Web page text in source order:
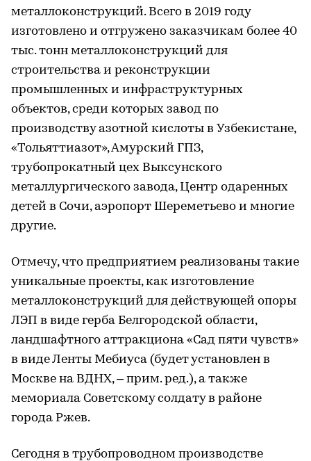
металлоконструкций. Всего в 2019 году
изготовлено и отгружено заказчикам более 40
тыс. тонн металлоконструкций для
строительства и реконструкции
промышленных и инфраструктурных
объектов, среди которых завод по
производству азотной кислоты в Узбекистане,
«Тольяттиазот», Амурский ГПЗ,
трубопрокатный цех Выксунского
металлургического завода, Центр одаренных
детей в Сочи, аэропорт Шереметьево и многие
другие.
Отмечу, что предприятием реализованы такие
уникальные проекты, как изготовление
металлоконструкций для действующей опоры
ЛЭП в виде герба Белгородской области,
ландшафтного аттракциона «Сад пяти чувств»
в виде Ленты Мебиуса (будет установлен в
Москве на ВДНХ, – прим. ред.), а также
мемориала Советскому солдату в районе
города Ржев.
Сегодня в трубопроводном производстве